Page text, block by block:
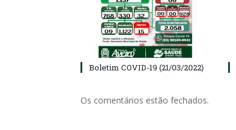
Boletim COVID-19 (21/03/2022)
Os comentários estão fechados.